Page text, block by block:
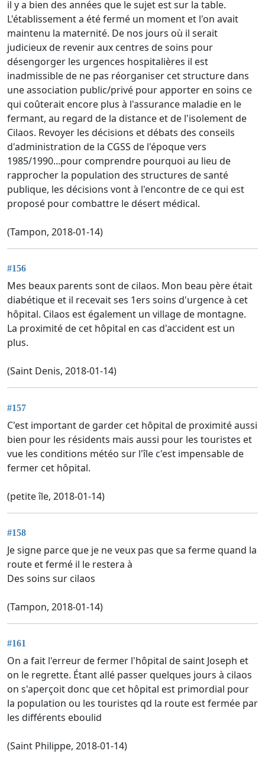
il y a bien des années que le sujet est sur la table.
L'établissement a été fermé un moment et l'on avait
maintenu la maternité. De nos jours où il serait
judicieux de revenir aux centres de soins pour
désengorger les urgences hospitalières il est
inadmissible de ne pas réorganiser cet structure dans
une association public/privé pour apporter en soins ce
qui coûterait encore plus à l'assurance maladie en le
fermant, au regard de la distance et de l'isolement de
Cilaos. Revoyer les décisions et débats des conseils
d'administration de la CGSS de l'époque vers
1985/1990...pour comprendre pourquoi au lieu de
rapprocher la population des structures de santé
publique, les décisions vont à l'encontre de ce qui est
proposé pour combattre le désert médical.
(Tampon, 2018-01-14)
#156
Mes beaux parents sont de cilaos. Mon beau père était
diabétique et il recevait ses 1ers soins d'urgence à cet
hôpital. Cilaos est également un village de montagne.
La proximité de cet hôpital en cas d'accident est un
plus.
(Saint Denis, 2018-01-14)
#157
C'est important de garder cet hôpital de proximité aussi
bien pour les résidents mais aussi pour les touristes et
vue les conditions météo sur l'île c'est impensable de
fermer cet hôpital.
(petite île, 2018-01-14)
#158
Je signe parce que je ne veux pas que sa ferme quand la
route et fermé il le restera à
Des soins sur cilaos
(Tampon, 2018-01-14)
#161
On a fait l'erreur de fermer l'hôpital de saint Joseph et
on le regrette. Étant allé passer quelques jours à cilaos
on s'aperçoit donc que cet hôpital est primordial pour
la population ou les touristes qd la route est fermée par
les différents eboulid
(Saint Philippe, 2018-01-14)